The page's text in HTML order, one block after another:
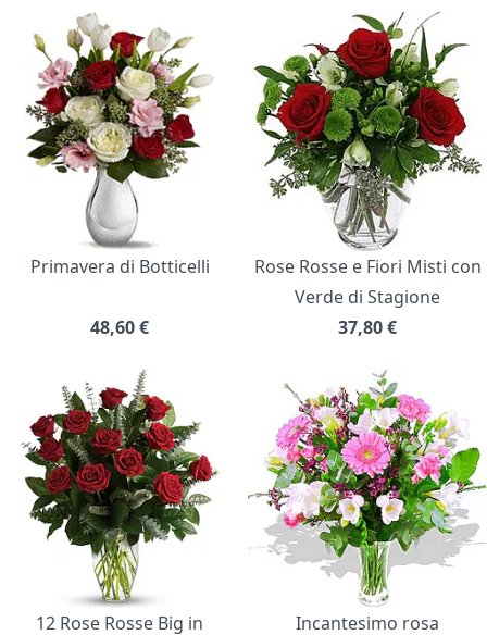
Primavera di Botticelli
48,60€
Rose Rosse e Fiori Misti con
Verde di Stagione
37,80€
12 Rose Rosse Big in Incantesimo rosa